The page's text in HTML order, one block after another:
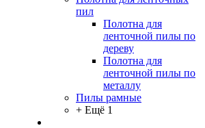
пил
Полотна для
ленточной пилы по
дереву
Полотна для
ленточной пилы по
металлу
Пилы рамные
+ Ещё 1